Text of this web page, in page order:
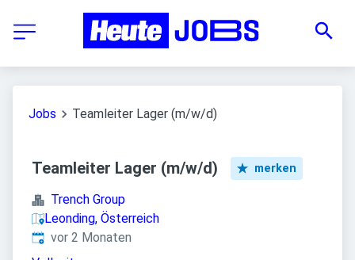
Jobs Teamleiter Lager (m/w/d)
Teamleiter Lager (m/w/d) merken
Trench Group
Leonding, Österreich
Veröffentlicht:
vor 2 Monaten